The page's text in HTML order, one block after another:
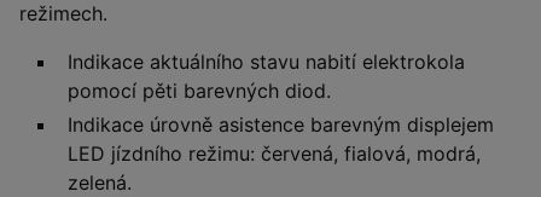
režimech.
Indikace aktuálního stavu nabití elektrokola
pomocí pěti barevných diod.
Indikace úrovně asistence barevným displejem
LED jízdního režimu: červená, fialová, modrá,
zelená.